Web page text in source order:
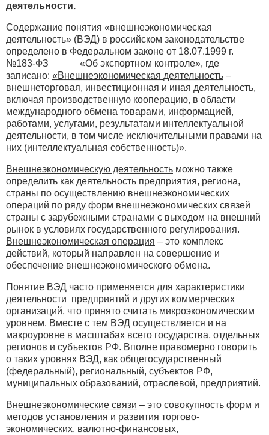
деятельности.
Содержание понятия «внешнеэкономическая
деятельность» (ВЭД) в российском законодательстве
определено в Федеральном законе от 18.07.1999 г.
№183-ФЗ «Об экспортном контроле», где
записано: «Внешнеэкономическая деятельность –
внешнеторговая, инвестиционная и иная деятельность,
включая производственную кооперацию, в области
международного обмена товарами, информацией,
работами, услугами, результатами интеллектуальной
деятельности, в том числе исключительными правами на
них (интеллектуальная собственность)».
Внешнеэкономическую деятельность можно также
определить как деятельность предприятия, региона,
страны по осуществлению внешнеэкономических
операций по ряду форм внешнеэкономических связей
страны с зарубежными странами с выходом на внешний
рынок в условиях государственного регулирования.
Внешнеэкономическая операция – это комплекс
действий, который направлен на совершение и
обеспечение внешнеэкономического обмена.
Понятие ВЭД часто применяется для характеристики
деятельности предприятий и других коммерческих
организаций, что принято считать микроэкономическим
уровнем. Вместе с тем ВЭД осуществляется и на
макроуровне в масштабах всего государства, отдельных
регионов и субъектов РФ. Вполне правомерно говорить
о таких уровнях ВЭД, как общегосударственный
(федеральный), региональный, субъектов РФ,
муниципальных образований, отраслевой, предприятий.
Внешнеэкономические связи – это совокупность форм и
методов установления и развития торгово-
экономических, валютно-финансовых,